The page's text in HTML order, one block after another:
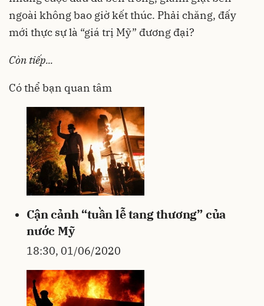
ngoài không bao giờ kết thúc. Phải chăng, đấy
mới thực sự là “giá trị Mỹ” đương đại?
Còn tiếp...
Có thể bạn quan tâm
Cận cảnh “tuần lễ tang thương” của
nước Mỹ
18:30, 01/06/2020